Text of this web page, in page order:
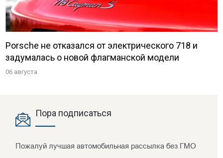
Porsche не отказался от электрического 718 и
задумалась о новой флагманской модели
06 августа
Пора подписаться
Пожалуй лучшая автомобильная рассылка без ГМО